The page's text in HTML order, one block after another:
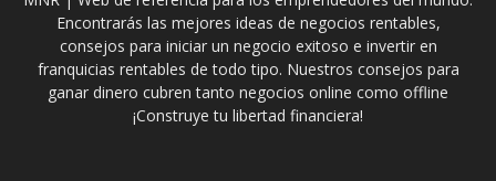
Encontrarás las mejores ideas de negocios rentables,
consejos para iniciar un negocio exitoso e invertir en
franquicias rentables de todo tipo. Nuestros consejos para
ganar dinero cubren tanto negocios online como offline
¡Construye tu libertad financiera!